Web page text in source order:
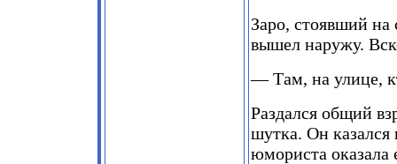
Заро, стоявший
вышел наружу.
— Там, на улице,
Раздался общий
шутка. Он казался
юмориста оказала